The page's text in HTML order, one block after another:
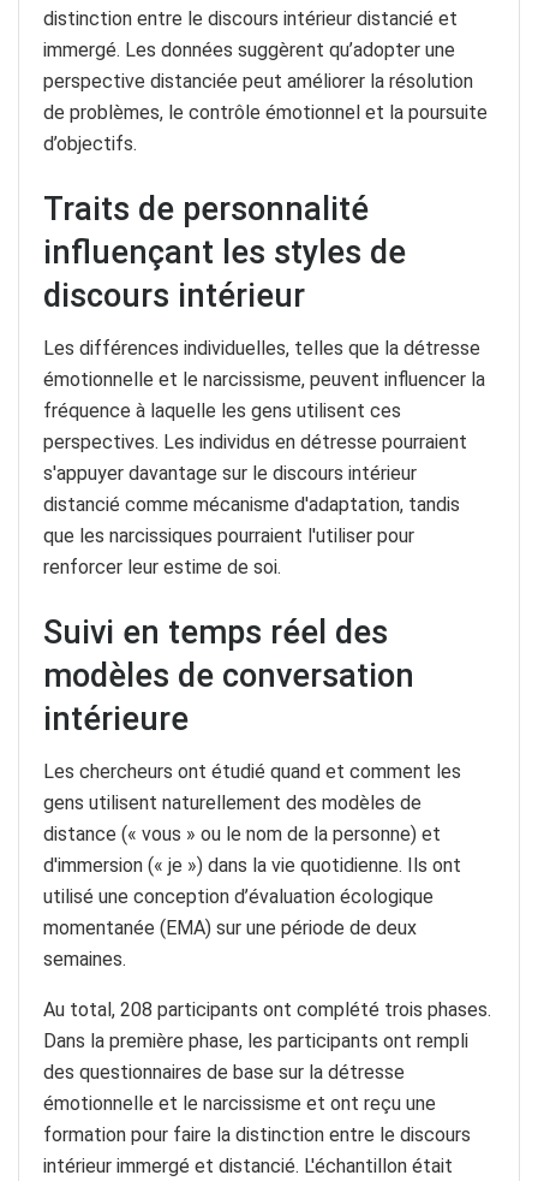
distinction entre le discours intérieur distancié et
immergé. Les données suggèrent qu’adopter une
perspective distanciée peut améliorer la résolution
de problèmes, le contrôle émotionnel et la poursuite
d’objectifs.
Traits de personnalité
influençant les styles de
discours intérieur
Les différences individuelles, telles que la détresse
émotionnelle et le narcissisme, peuvent influencer la
fréquence à laquelle les gens utilisent ces
perspectives. Les individus en détresse pourraient
s'appuyer davantage sur le discours intérieur
distancié comme mécanisme d'adaptation, tandis
que les narcissiques pourraient l'utiliser pour
renforcer leur estime de soi.
Suivi en temps réel des
modèles de conversation
intérieure
Les chercheurs ont étudié quand et comment les
gens utilisent naturellement des modèles de
distance (« vous » ou le nom de la personne) et
d'immersion (« je ») dans la vie quotidienne. Ils ont
utilisé une conception d’évaluation écologique
momentanée (EMA) sur une période de deux
semaines.
Au total, 208 participants ont complété trois phases.
Dans la première phase, les participants ont rempli
des questionnaires de base sur la détresse
émotionnelle et le narcissisme et ont reçu une
formation pour faire la distinction entre le discours
intérieur immergé et distancié. L'échantillon était